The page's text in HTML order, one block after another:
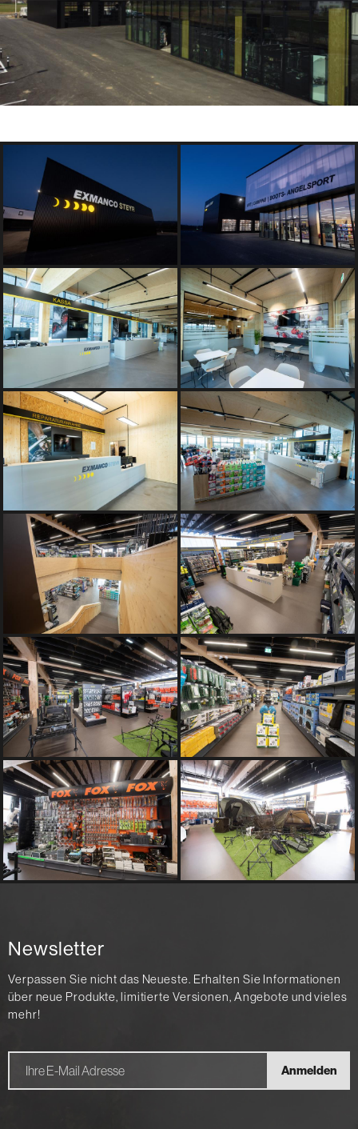
Newsletter
Verpassen Sie nicht das Neueste. Erhalten Sie Informationen
über neue Produkte, limitierte Versionen, Angebote und vieles
mehr!
Anmelden